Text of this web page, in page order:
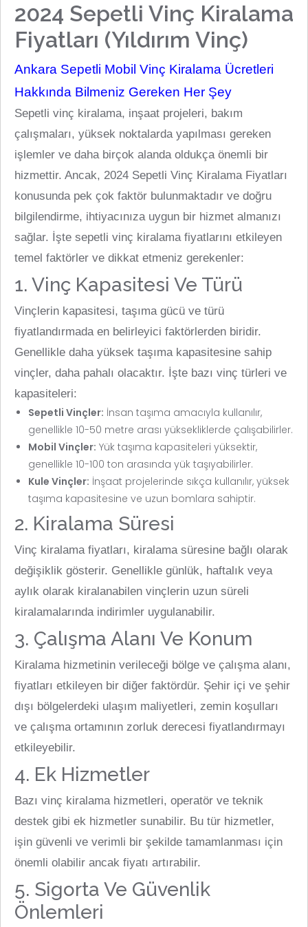
2024 Sepetli Vinç Kiralama
Fiyatları (Yıldırım Vinç)
Ankara Sepetli Mobil Vinç Kiralama Ücretleri
Hakkında Bilmeniz Gereken Her Şey
Sepetli vinç kiralama, inşaat projeleri, bakım
çalışmaları, yüksek noktalarda yapılması gereken
işlemler ve daha birçok alanda oldukça önemli bir
hizmettir. Ancak, 2024 Sepetli Vinç Kiralama Fiyatları
konusunda pek çok faktör bulunmaktadır ve doğru
bilgilendirme, ihtiyacınıza uygun bir hizmet almanızı
sağlar. İşte sepetli vinç kiralama fiyatlarını etkileyen
temel faktörler ve dikkat etmeniz gerekenler:
1. Vinç Kapasitesi Ve Türü
Vinçlerin kapasitesi, taşıma gücü ve türü
fiyatlandırmada en belirleyici faktörlerden biridir.
Genellikle daha yüksek taşıma kapasitesine sahip
vinçler, daha pahalı olacaktır. İşte bazı vinç türleri ve
kapasiteleri:
Sepetli Vinçler: İnsan taşıma amacıyla kullanılır,
genellikle 10-50 metre arası yüksekliklerde çalışabilirler.
Mobil Vinçler: Yük taşıma kapasiteleri yüksektir,
genellikle 10-100 ton arasında yük taşıyabilirler.
Kule Vinçler: İnşaat projelerinde sıkça kullanılır, yüksek
taşıma kapasitesine ve uzun bomlara sahiptir.
2. Kiralama Süresi
Vinç kiralama fiyatları, kiralama süresine bağlı olarak
değişiklik gösterir. Genellikle günlük, haftalık veya
aylık olarak kiralanabilen vinçlerin uzun süreli
kiralamalarında indirimler uygulanabilir.
3. Çalışma Alanı Ve Konum
Kiralama hizmetinin verileceği bölge ve çalışma alanı,
fiyatları etkileyen bir diğer faktördür. Şehir içi ve şehir
dışı bölgelerdeki ulaşım maliyetleri, zemin koşulları
ve çalışma ortamının zorluk derecesi fiyatlandırmayı
etkileyebilir.
4. Ek Hizmetler
Bazı vinç kiralama hizmetleri, operatör ve teknik
destek gibi ek hizmetler sunabilir. Bu tür hizmetler,
işin güvenli ve verimli bir şekilde tamamlanması için
önemli olabilir ancak fiyatı artırabilir.
5. Sigorta Ve Güvenlik
Önlemleri